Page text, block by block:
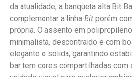
da atualidade, a banqueta alta Bit
complementar a linha Bit porém
própria. O assento em
minimalista, descontraído e com
elegante e sólida, garantindo
bar tem cores compartilhadas com